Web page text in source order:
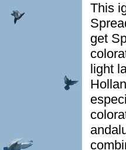
This
get
light